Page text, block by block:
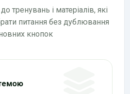
тренувань і матеріалів, які
питання без дублювання
кнопок